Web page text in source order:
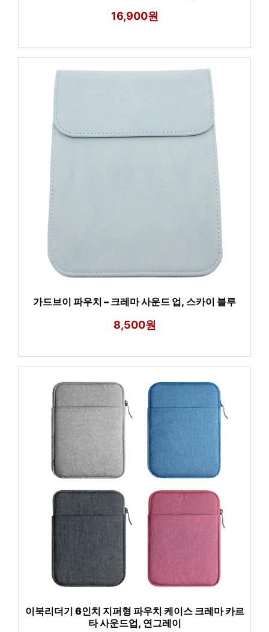
16,900원
가드브이 파우치 – 크레마 사운드 업, 스카이 블루
8,500원
이북리더기 6인치 지퍼형 파우치 케이스 크레마 카르
타 사운드업, 연그레이